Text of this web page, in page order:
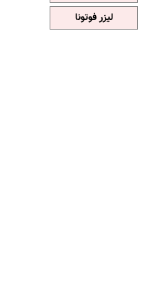
لیزر فوتونا